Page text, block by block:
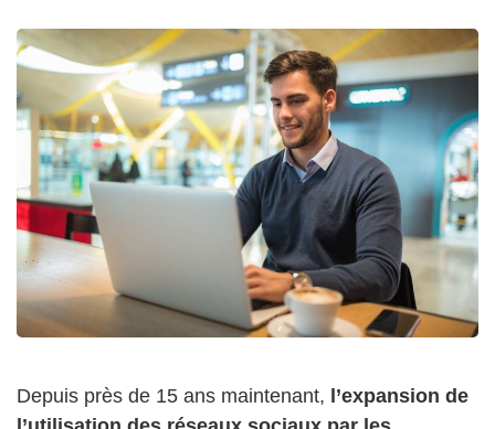
Depuis près de 15 ans maintenant, l’expansion de